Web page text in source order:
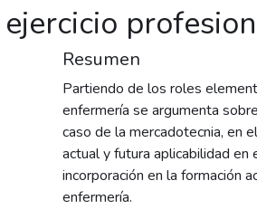
Resumen
Partiendo de los roles
enfermería se argumenta
caso de la mercadotecnia, en
actual y futura aplicabilidad
incorporación en la formación
enfermería.